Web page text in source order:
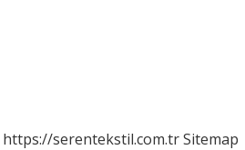
https://serentekstil.com.trSitemap